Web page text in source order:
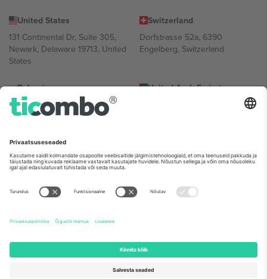
United States
131 Continental Dr, Suite 305,
Newark, Delaware 19713, United
States
Switzerland
Dorfstrasse 52a, 6390
Engelberg, Switzerland
Bulgaria
Regus Sofia City West, bul
Totleben 53-55, 1606 Sofia,
United Arab Emirates
UAE Dubai Silicon Oasis, DDP
Mexico
Av Chapultepec 360, Roma
Norte, Cuauhtémoc, 06700
Ciudad de México, CDMX,
sündmusest ja/või domeenist. Detailide jaoks vaata konkreetse
sündmuse lehte, impressumit ja tingimusi.,
2026 Ticombo. Kõik õigused kaitstud.